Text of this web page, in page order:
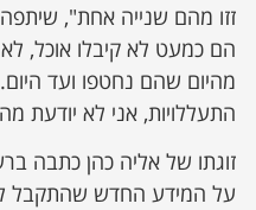
זזו מהם שנייה אחת",
הם כמעט לא קיבלו אוכל, לא
מהיום שהם נחטפו ועד
התעללויות, אני לא יודעת
זוגתו של אליה כהן כתבה
על המידע החדש שהתקבל